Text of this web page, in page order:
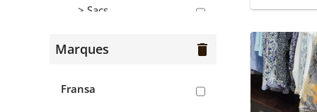
> Sacs
Hommes
Marques delete
Fransa